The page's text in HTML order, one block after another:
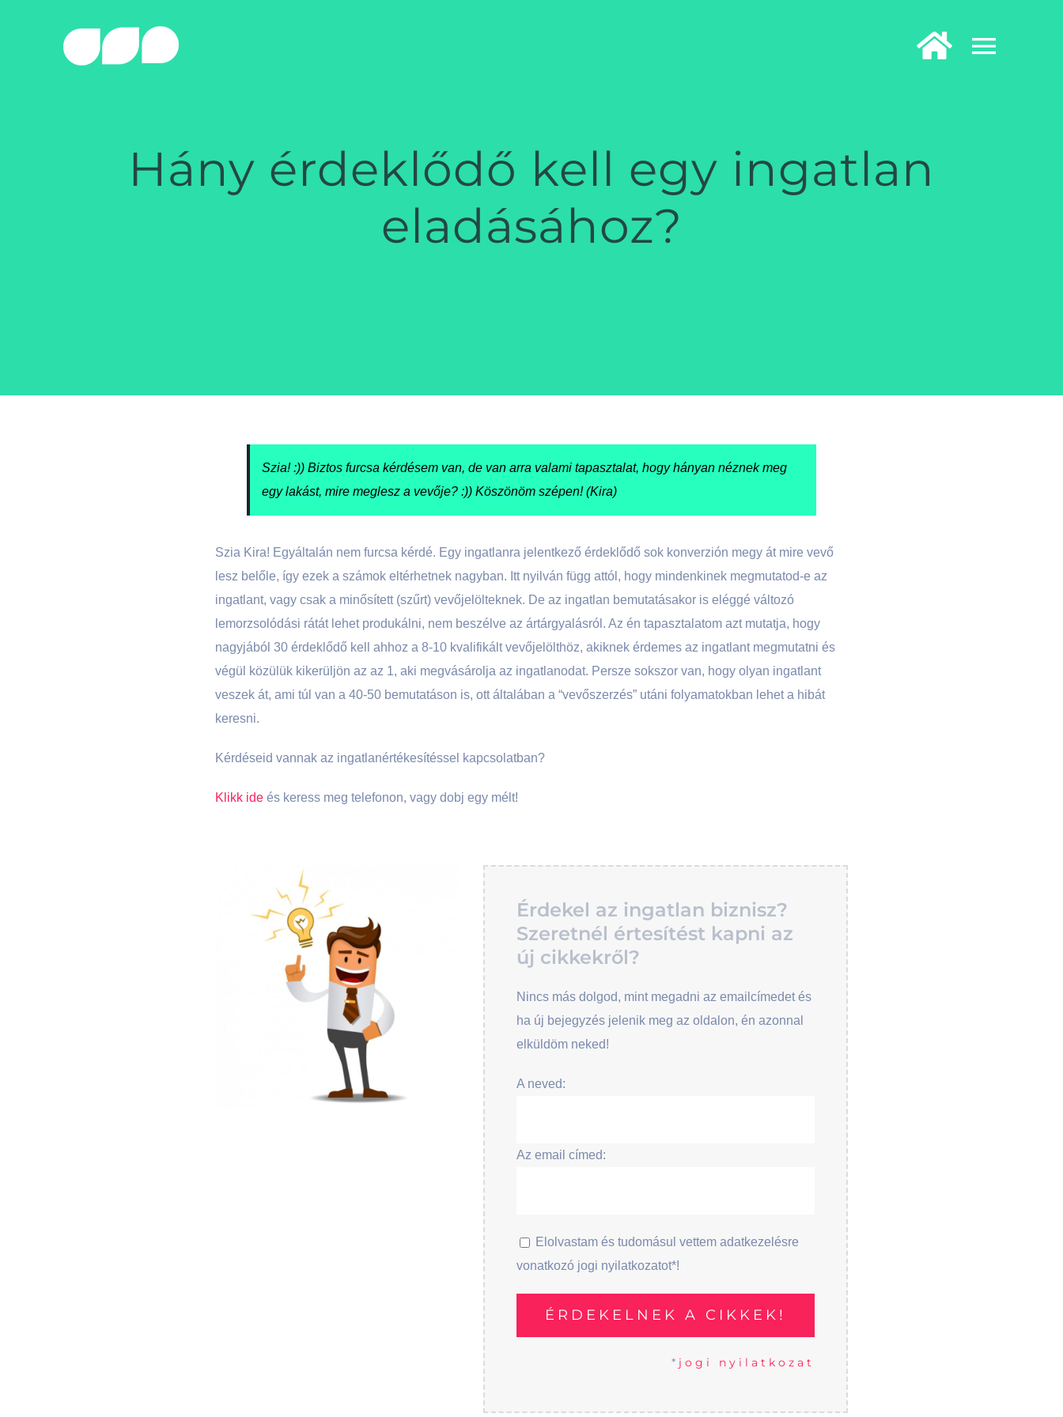
Hány érdeklődő kell egy ingatlan
eladásához?
Szia! :)) Biztos furcsa kérdésem van, de van arra valami tapasztalat, hogy hányan néznek meg
egy lakást, mire meglesz a vevője? :)) Köszönöm szépen! (Kira)
Szia Kira! Egyáltalán nem furcsa kérdé. Egy ingatlanra jelentkező érdeklődő sok konverzión megy át mire vevő
lesz belőle, így ezek a számok eltérhetnek nagyban. Itt nyilván függ attól, hogy mindenkinek megmutatod-e az
ingatlant, vagy csak a minősített (szűrt) vevőjelölteknek. De az ingatlan bemutatásakor is eléggé változó
lemorzsolódási rátát lehet produkálni, nem beszélve az ártárgyalásról. Az én tapasztalatom azt mutatja, hogy
nagyjából 30 érdeklődő kell ahhoz a 8-10 kvalifikált vevőjelölthöz, akiknek érdemes az ingatlant megmutatni és
végül közülük kikerüljön az az 1, aki megvásárolja az ingatlanodat. Persze sokszor van, hogy olyan ingatlant
veszek át, ami túl van a 40-50 bemutatáson is, ott általában a “vevőszerzés” utáni folyamatokban lehet a hibát
keresni.
Kérdéseid vannak az ingatlanértékesítéssel kapcsolatban?
Klikk ide és keress meg telefonon, vagy dobj egy mélt!
Érdekel az ingatlan biznisz?
Szeretnél értesítést kapni az
új cikkekről?
Nincs más dolgod, mint megadni az emailcímedet és
ha új bejegyzés jelenik meg az oldalon, én azonnal
elküldöm neked!
A neved:
Az email címed:
Elolvastam és tudomásul vettem adatkezelésre
vonatkozó jogi nyilatkozatot*!
* jogi nyilatkozat